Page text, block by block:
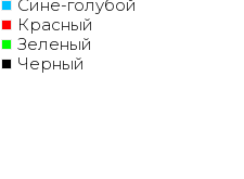
Сине-голубой
Красный
Зеленый
Черный